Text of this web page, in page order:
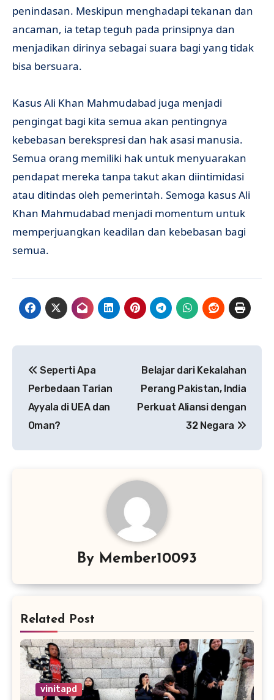
penindasan. Meskipun menghadapi tekanan dan
ancaman, ia tetap teguh pada prinsipnya dan
menjadikan dirinya sebagai suara bagi yang tidak
bisa bersuara.
Kasus Ali Khan Mahmudabad juga menjadi
pengingat bagi kita semua akan pentingnya
kebebasan berekspresi dan hak asasi manusia.
Semua orang memiliki hak untuk menyuarakan
pendapat mereka tanpa takut akan diintimidasi
atau ditindas oleh pemerintah. Semoga kasus Ali
Khan Mahmudabad menjadi momentum untuk
memperjuangkan keadilan dan kebebasan bagi
semua.
pos
Seperti Apa
Perbedaan Tarian
Ayyala di UEA dan
Oman?
Belajar dari Kekalahan
Perang Pakistan, India
Perkuat Aliansi dengan
32 Negara
By Member10093
Related Post
vinitapd